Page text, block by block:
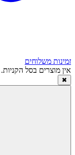
זמינות משלוחים
אין מוצרים בסל הקניות.
✖